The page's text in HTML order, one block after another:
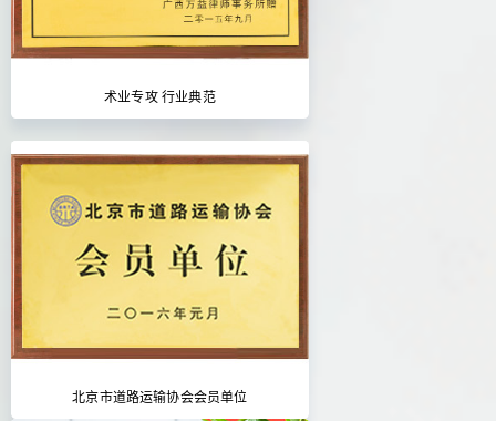
术业专攻 行业典范
北京市道路运输协会会员单位